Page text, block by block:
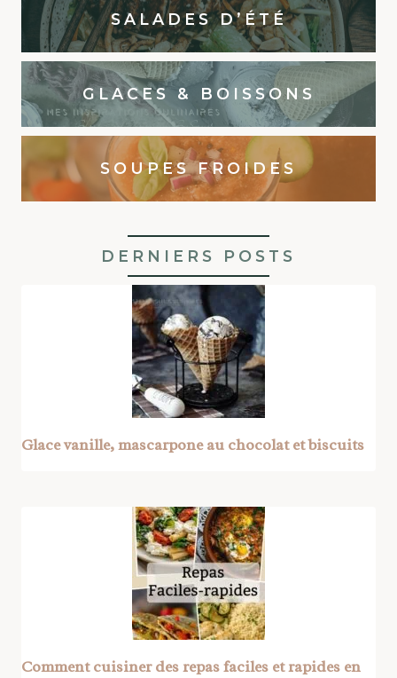
SALADES D’ÉTÉ
GLACES & BOISSONS
SOUPES FROIDES
DERNIERS POSTS
Glace vanille, mascarpone au chocolat et biscuits
Comment cuisiner des repas faciles et rapides en